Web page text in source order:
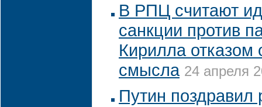
В РПЦ считают
санкции против
Кирилла отказом
смысла 24 апреля
Путин поздравил